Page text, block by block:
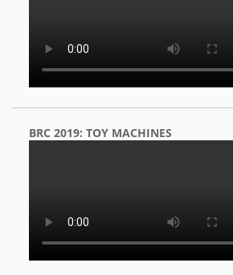
BRC 2019: TOY MACHINES